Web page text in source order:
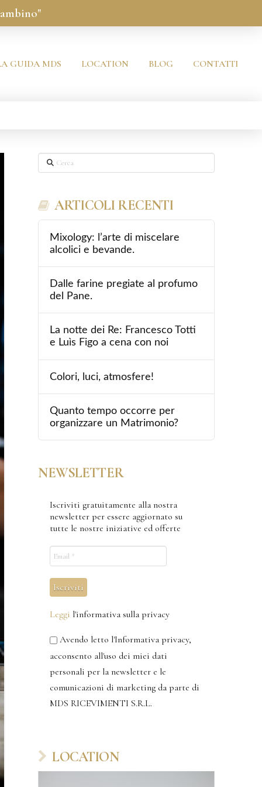
GUIDA MDS LOCATION BLOG CONTATTI
Cerca
ARTICOLI RECENTI
Mixology: l’arte di miscelare
alcolici e bevande.
Dalle farine pregiate al profumo
del Pane.
La notte dei Re: Francesco Totti
e Luìs Figo a cena con noi
Colori, luci, atmosfere!
Quanto tempo occorre per
organizzare un Matrimonio?
NEWSLETTER
Iscriviti gratuitamente alla nostra
newsletter per essere aggiornato su
tutte le nostre iniziative ed offerte
Leggi l'informativa sulla privacy
Avendo letto l'Informativa privacy,
acconsento all'uso dei miei dati
personali per la newsletter e le
comunicazioni di marketing da parte di
MDS RICEVIMENTI S.R.L.
LOCATION